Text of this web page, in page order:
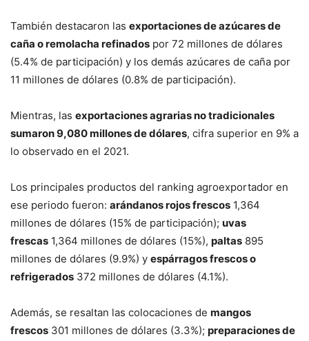
También destacaron las exportaciones de azúcares de
caña o remolacha refinados por 72 millones de dólares
(5.4% de participación) y los demás azúcares de caña por
11 millones de dólares (0.8% de participación).
Mientras, las exportaciones agrarias no tradicionales
sumaron 9,080 millones de dólares, cifra superior en 9% a
lo observado en el 2021.
Los principales productos del ranking agroexportador en
ese periodo fueron: arándanos rojos frescos 1,364
millones de dólares (15% de participación); uvas
frescas 1,364 millones de dólares (15%), paltas 895
millones de dólares (9.9%) y espárragos frescos o
refrigerados 372 millones de dólares (4.1%).
Además, se resaltan las colocaciones de mangos
frescos 301 millones de dólares (3.3%); preparaciones de